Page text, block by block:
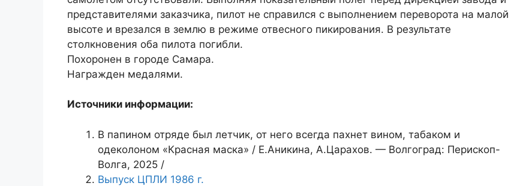
представителями заказчика, пилот не справился с выполнением переворота на малой
высоте и врезался в землю в режиме отвесного пикирования. В результате
столкновения оба пилота погибли.
Похоронен в городе Самара.
Награжден медалями.
Источники информации:
В папином отряде был летчик, от него всегда пахнет вином, табаком и
одеколоном «Красная маска» / Е.Аникина, А.Царахов. — Волгоград: Перископ-
Волга, 2025 /
Выпуск ЦПЛИ 1986 г.